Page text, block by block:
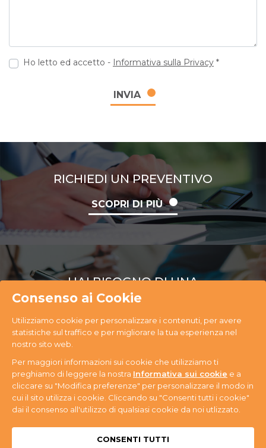
Ho letto ed accetto - Informativa sulla Privacy *
INVIA
RICHIEDI UN PREVENTIVO
SCOPRI DI PIÙ
HAI BISOGNO DI UNA
CONSULENZA
SCOPRI DI PIÙ
PR Ecology S.r.l. Via Antonini, 14 - 33074
Fontanafredda (PN) - Tel. +39 0434 365059 - P.IVA
n. 01080580937
Privacy & Cookie
Consenso ai Cookie
Utilizziamo cookie per personalizzare i contenuti, per avere
statistiche sul traffico e per migliorare la tua esperienza nel
nostro sito web.
Per maggiori informazioni sui cookie che utilizziamo ti
preghiamo di leggere la nostra Informativa sui cookie e a
cliccare su "Modifica preferenze" per personalizzare il modo in
cui il sito utilizza i cookie. Cliccando su "Consenti tutti i cookie"
dai il consenso all'utilizzo di qualsiasi cookie da noi utlizzato.
CONSENTI TUTTI